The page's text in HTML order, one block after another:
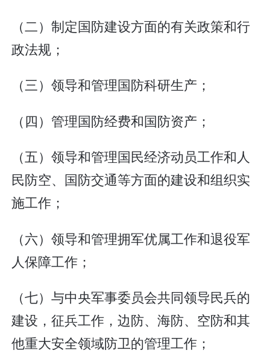
（二）制定国防建设方面的有关政策和行
政法规；
（三）领导和管理国防科研生产；
（四）管理国防经费和国防资产；
（五）领导和管理国民经济动员工作和人
民防空、国防交通等方面的建设和组织实
施工作；
（六）领导和管理拥军优属工作和退役军
人保障工作；
（七）与中央军事委员会共同领导民兵的
建设，征兵工作，边防、海防、空防和其
他重大安全领域防卫的管理工作；